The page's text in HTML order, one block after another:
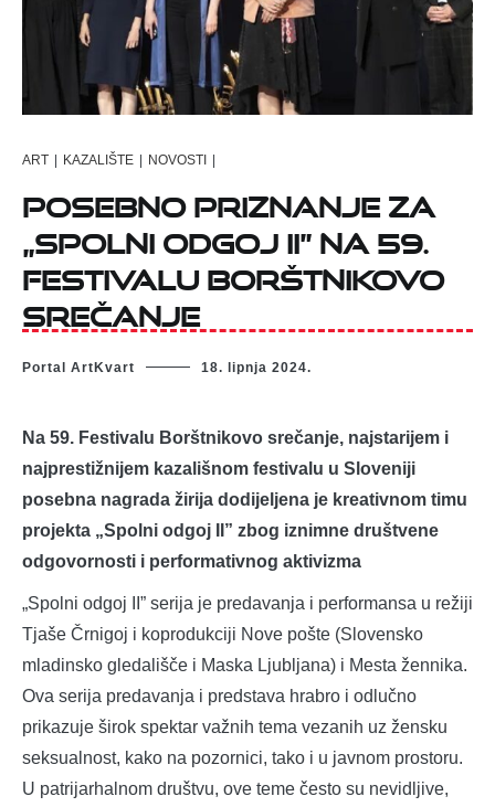
ART | KAZALIŠTE | NOVOSTI |
Posebno priznanje za
„Spolni odgoj II” na 59.
Festivalu Borštnikovo
srečanje
Portal ArtKvart 18. lipnja 2024.
Na 59. Festivalu Borštnikovo srečanje, najstarijem i
najprestižnijem kazališnom festivalu u Sloveniji
posebna nagrada žirija dodijeljena je kreativnom timu
projekta „Spolni odgoj II” zbog iznimne društvene
odgovornosti i performativnog aktivizma
„Spolni odgoj II” serija je predavanja i performansa u režiji
Tjaše Črnigoj i koprodukciji Nove pošte (Slovensko
mladinsko gledališče i Maska Ljubljana) i Mesta žennika.
Ova serija predavanja i predstava hrabro i odlučno
prikazuje širok spektar važnih tema vezanih uz žensku
seksualnost, kako na pozornici, tako i u javnom prostoru.
U patrijarhalnom društvu, ove teme često su nevidljive,